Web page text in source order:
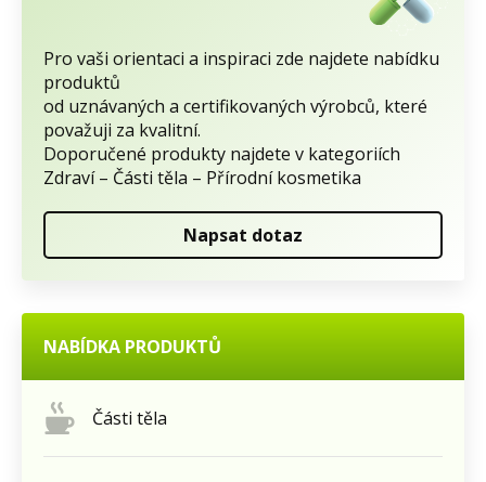
Pro vaši orientaci a inspiraci zde najdete nabídku
produktů
od uznávaných a certifikovaných výrobců, které
považuji za kvalitní.
Doporučené produkty najdete v kategoriích
Zdraví – Části těla – Přírodní kosmetika
Napsat dotaz
NABÍDKA PRODUKTŮ
Části těla